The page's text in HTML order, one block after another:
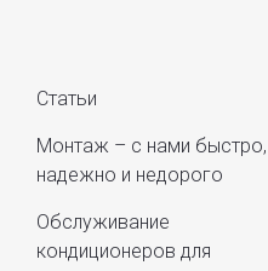
Статьи
Монтаж – с нами быстро,
надежно и недорого
Обслуживание
кондиционеров для